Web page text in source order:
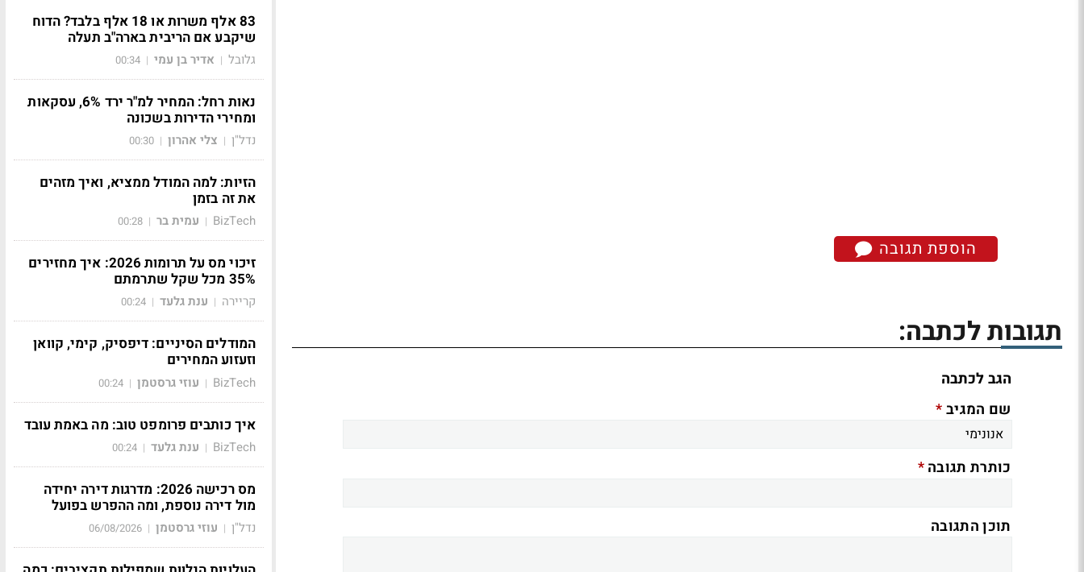
הוספת תגובה
תגובות לכתבה:
הגב לכתבה
שם המגיב*
כותרת תגובה*
תוכן התגובה
83 אלף משרות או 18 אלף בלבד? הדוח
שיקבע אם הריבית בארה"ב תעלה
גלובל | אדיר בן עמי |
00:34
נאות רחל: המחיר למ"ר ירד 6%, עסקאות
ומחירי הדירות בשכונה
נדל"ן | צלי אהרון |
00:30
הזיות: למה המודל ממציא, ואיך מזהים
את זה בזמן
BizTech
| עמית בר |
00:28
זיכוי מס על תרומות 2026: איך מחזירים
35% מכל שקל שתרמתם
קריירה | ענת גלעד |
00:24
המודלים הסיניים: דיפסיק, קימי, קוואן
וזעזוע המחירים
BizTech
| עוזי גרסטמן |
00:24
איך כותבים פרומפט טוב: מה באמת עובד
BizTech
| ענת גלעד |
00:24
מס רכישה 2026: מדרגות דירה יחידה
מול דירה נוספת, ומה ההפרש בפועל
נדל"ן | עוזי גרסטמן |
06/08/2026